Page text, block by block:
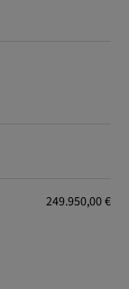
249.950,00 €